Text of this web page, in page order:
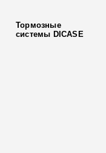
Тормозные
системы DICASE